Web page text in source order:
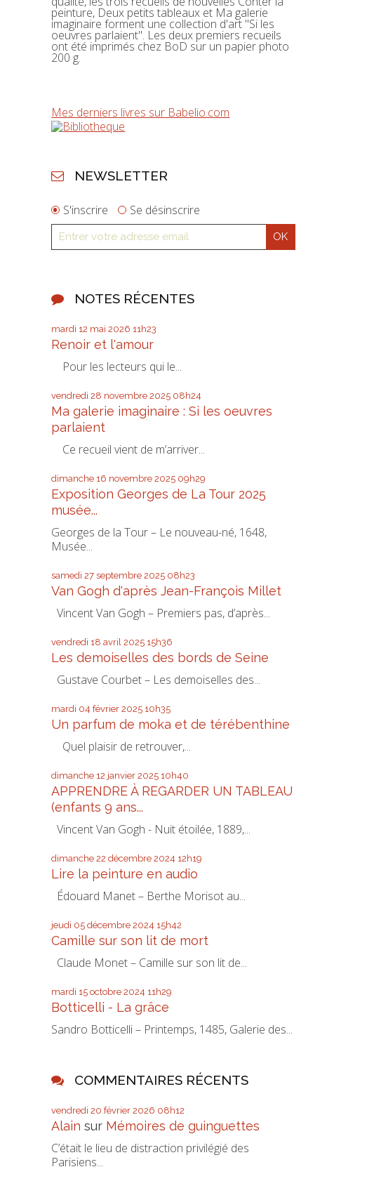
peinture, Deux petits tableaux et Ma galerie
imaginaire forment une collection d'art "Si les
oeuvres parlaient". Les deux premiers recueils
ont été imprimés chez BoD sur un papier photo
200 g.
Mes derniers livres sur Babelio.com
NEWSLETTER
S'inscrire Se désinscrire
NOTES RÉCENTES
mardi 12 mai 2026 11h23
Renoir et l'amour
Pour les lecteurs qui le...
vendredi 28 novembre 2025 08h24
Ma galerie imaginaire : Si les oeuvres
parlaient
Ce recueil vient de m’arriver...
dimanche 16 novembre 2025 09h29
Exposition Georges de La Tour 2025
musée...
Georges de la Tour – Le nouveau-né, 1648,
Musée...
samedi 27 septembre 2025 08h23
Van Gogh d'après Jean-François Millet
Vincent Van Gogh – Premiers pas, d’après...
vendredi 18 avril 2025 15h36
Les demoiselles des bords de Seine
Gustave Courbet – Les demoiselles des...
mardi 04 février 2025 10h35
Un parfum de moka et de térébenthine
Quel plaisir de retrouver,...
dimanche 12 janvier 2025 10h40
APPRENDRE À REGARDER UN TABLEAU
(enfants 9 ans...
Vincent Van Gogh - Nuit étoilée, 1889,...
dimanche 22 décembre 2024 12h19
Lire la peinture en audio
Édouard Manet – Berthe Morisot au...
jeudi 05 décembre 2024 15h42
Camille sur son lit de mort
Claude Monet – Camille sur son lit de...
mardi 15 octobre 2024 11h29
Botticelli - La grâce
Sandro Botticelli – Printemps, 1485, Galerie des...
COMMENTAIRES RÉCENTS
vendredi 20 février 2026 08h12
Alain sur Mémoires de guinguettes
C’était le lieu de distraction privilégié des
Parisiens...